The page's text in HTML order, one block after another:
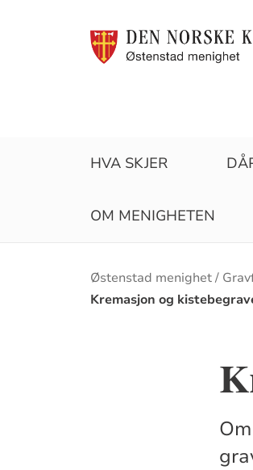
HVA SKJER
OM MENIGHETEN
Østenstad menighet
Kremasjon og